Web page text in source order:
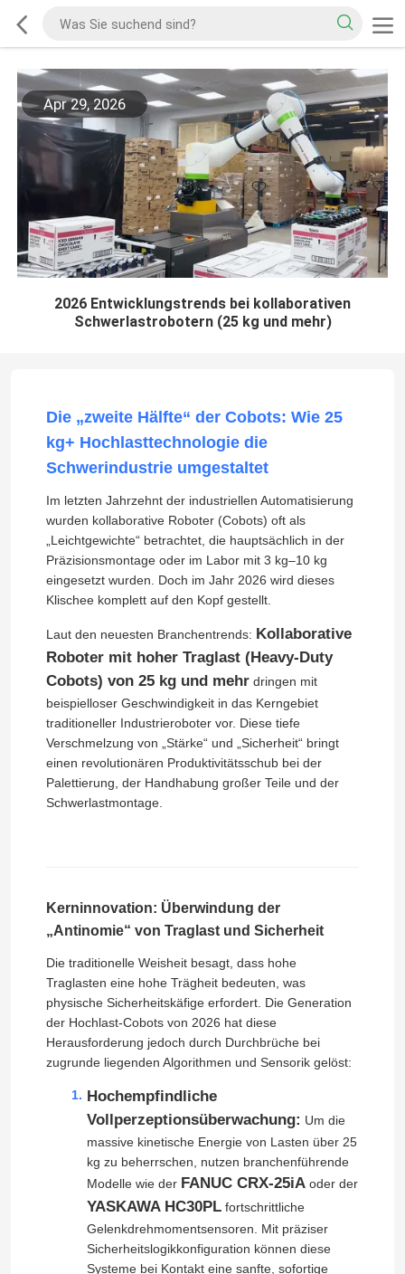
Apr 29, 2026
2026 Entwicklungstrends bei kollaborativen
Schwerlastrobotern (25 kg und mehr)
Die „zweite Hälfte“ der Cobots: Wie 25
kg+ Hochlasttechnologie die
Schwerindustrie umgestaltet
Im letzten Jahrzehnt der industriellen Automatisierung
wurden kollaborative Roboter (Cobots) oft als
„Leichtgewichte“ betrachtet, die hauptsächlich in der
Präzisionsmontage oder im Labor mit 3 kg–10 kg
eingesetzt wurden. Doch im Jahr 2026 wird dieses
Klischee komplett auf den Kopf gestellt.
Laut den neuesten Branchentrends: Kollaborative
Roboter mit hoher Traglast (Heavy-Duty
Cobots) von 25 kg und mehrdringen mit
beispielloser Geschwindigkeit in das Kerngebiet
traditioneller Industrieroboter vor. Diese tiefe
Verschmelzung von „Stärke“ und „Sicherheit“ bringt
einen revolutionären Produktivitätsschub bei der
Palettierung, der Handhabung großer Teile und der
Schwerlastmontage.
Kerninnovation: Überwindung der
„Antinomie“ von Traglast und Sicherheit
Die traditionelle Weisheit besagt, dass hohe
Traglasten eine hohe Trägheit bedeuten, was
physische Sicherheitskäfige erfordert. Die Generation
der Hochlast-Cobots von 2026 hat diese
Herausforderung jedoch durch Durchbrüche bei
zugrunde liegenden Algorithmen und Sensorik gelöst:
Hochempfindliche
Vollperzeptionsüberwachung: Um die
massive kinetische Energie von Lasten über 25
kg zu beherrschen, nutzen branchenführende
Modelle wie der FANUC CRX-25iAoder der
YASKAWA HC30PLfortschrittliche
Gelenkdrehmomentsensoren. Mit präziser
Sicherheitslogikkonfiguration können diese
Systeme bei Kontakt eine sanfte, sofortige